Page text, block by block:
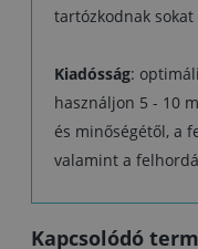
tartózkodnak
Kiadósság:
használjon 5 - 10 m
és minőségétől, a
valamint a
Kapcsolódó